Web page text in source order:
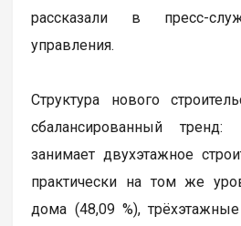
рассказали в пресс-
управления.
Структура нового
сбалансированный
занимает двухэтажное
практически на том же
дома (48,09 %),